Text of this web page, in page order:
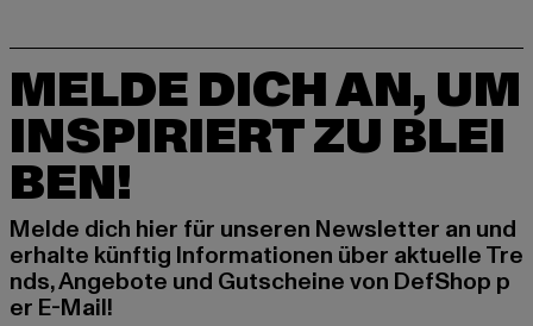
MELDE DICH AN, UM
INSPIRIERT ZU BLEI
BEN!
Melde dich hier für unseren Newsletter an und
erhalte künftig Informationen über aktuelle Tre
nds, Angebote und Gutscheine von DefShop p
er E-Mail!